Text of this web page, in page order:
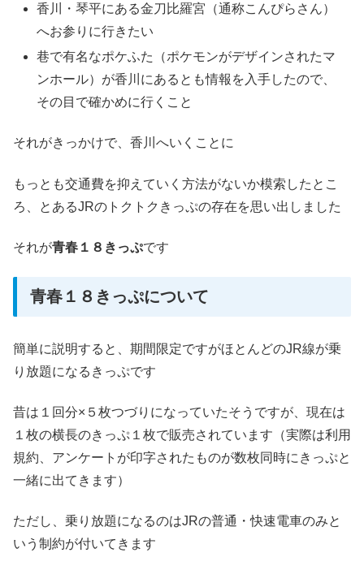
香川・琴平にある金刀比羅宮（通称こんぴらさん）
へお参りに行きたい
巷で有名なポケふた（ポケモンがデザインされたマ
ンホール）が香川にあるとも情報を入手したので、
その目で確かめに行くこと
それがきっかけで、香川へいくことに
もっとも交通費を抑えていく方法がないか模索したとこ
ろ、とあるJRのトクトクきっぷの存在を思い出しました
それが青春１８きっぷです
青春１８きっぷについて
簡単に説明すると、期間限定ですがほとんどのJR線が乗
り放題になるきっぷです
昔は１回分×５枚つづりになっていたそうですが、現在は
１枚の横長のきっぷ１枚で販売されています（実際は利用
規約、アンケートが印字されたものが数枚同時にきっぷと
一緒に出てきます）
ただし、乗り放題になるのはJRの普通・快速電車のみと
いう制約が付いてきます